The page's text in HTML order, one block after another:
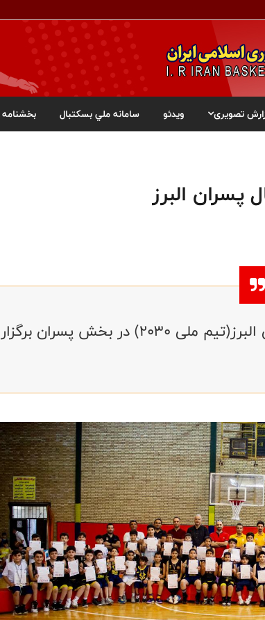
تصویری ویدئو سامانه ملي بسکتبال بخشنامه
پسران البرز
جشنواره مینی بسکتبال انتخابی استان البرز(تیم ملی ۲۰۳۰) در بخش پسران برگزار